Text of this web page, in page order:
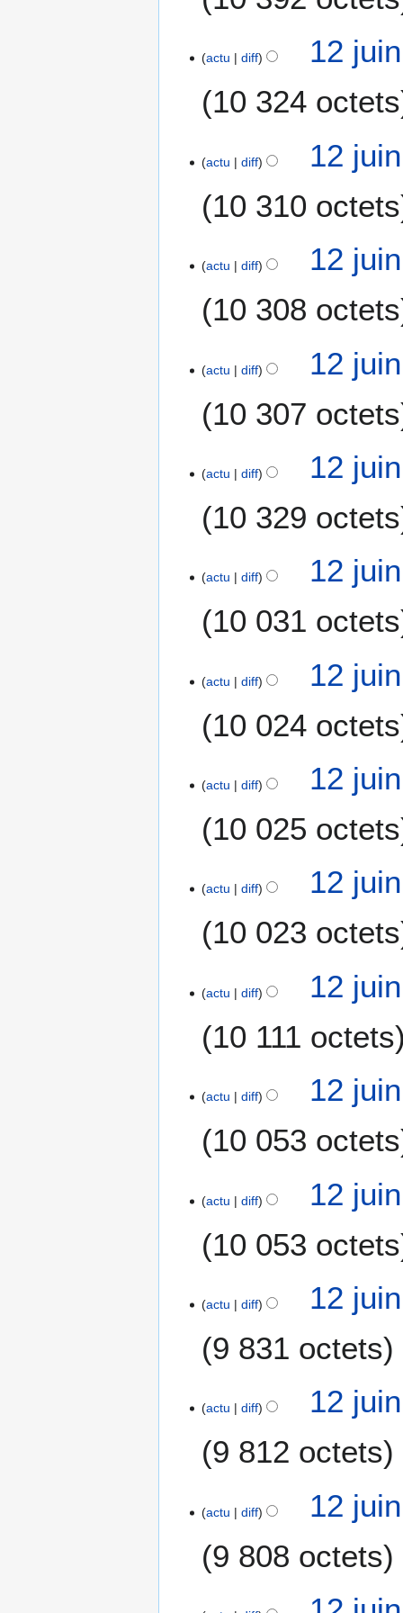
c
t
o
n
actu diff
12
10 324 octets
actu diff
12
10 310 octets
actu diff
12
10 308 octets
actu diff
12
10 307 octets
actu diff
12
10 329 octets
actu diff
12
10 031 octets
actu diff
12
10 024 octets
actu diff
12
10 025 octets
actu diff
12
10 023 octets
actu diff
12
10 111 octets
actu diff
12
10 053 octets
actu diff
12
10 053 octets
actu diff
12
9 831 octets
actu diff
12
9 812 octets
actu diff
12
9 808 octets